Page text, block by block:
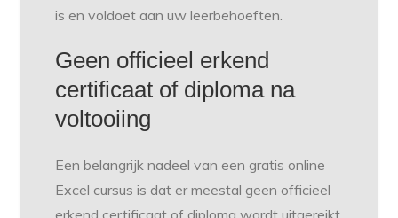
is en voldoet aan uw leerbehoeften.
Geen officieel erkend
certificaat of diploma na
voltooiing
Een belangrijk nadeel van een gratis online
Excel cursus is dat er meestal geen officieel
erkend certificaat of diploma wordt uitgereikt